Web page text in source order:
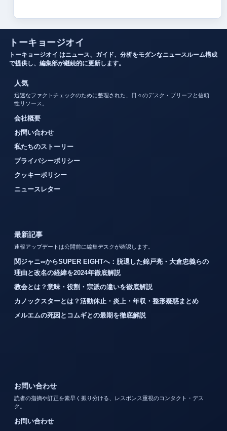
トーキョージオイ
トーキョージオイ はニュース、ガイド、分析をモダンなニュースルーム構成
で提供し、編集部が継続的に更新します。
人気
迅速なファクトチェックのために整理された、日々のデスク・ブリーフと信頼
性リソース。
会社概要
お問い合わせ
私たちのストーリー
プライバシーポリシー
クッキーポリシー
ニュースレター
最新記事
速報アップデートは公開前に編集デスクが確認します。
関ジャニ∞からSUPER EIGHTへ：脱退した錦戸亮・大倉忠義らの
理由と改名の経緯を2024年徹底解説
教会とは？意味・役割・宗派の違いを徹底解説
カノックスターとは？活動休止・炎上・年収・整形疑惑まとめ
メルエムの死因とコムギとの最期を徹底解説
お問い合わせ
読者の指摘や訂正を素早く振り分ける、レスポンス重視のコンタクト・デス
ク。
お問い合わせ